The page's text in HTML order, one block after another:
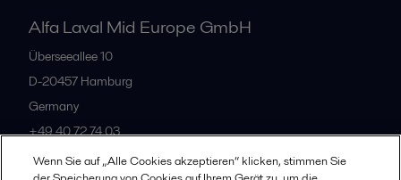
Alfa Laval Mid Europe GmbH
Überseeallee 10
D-20457 Hamburg
Germany
+49 40 72 74 03
Wenn Sie auf „Alle Cookies akzeptieren“ klicken, stimmen Sie